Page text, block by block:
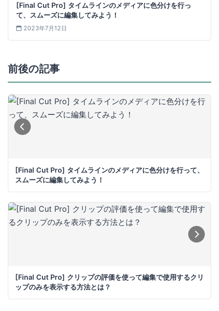
[Final Cut Pro] タイムラインのメディアに色分けを行っ
て、スムーズに編集してみよう！
2023年7月12日
前後の記事
[Final Cut Pro] タイムラインのメディアに色分けを行って、
スムーズに編集してみよう！
[Final Cut Pro] クリップの評価を使って編集で使用するクリ
ップのみを表示する方法とは？